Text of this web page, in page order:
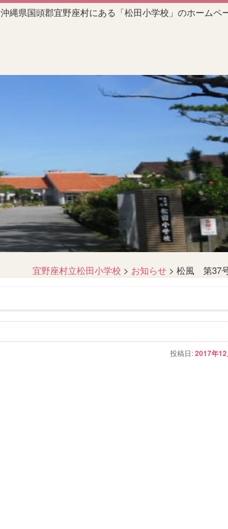
沖縄県国頭郡宜野座村にある「松田小学校」のホームペ
宜野座村立松田小学校 > お知らせ > 松風 第37
投稿日:2017年